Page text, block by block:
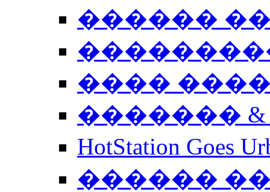
������
����
�������
HotStation
������